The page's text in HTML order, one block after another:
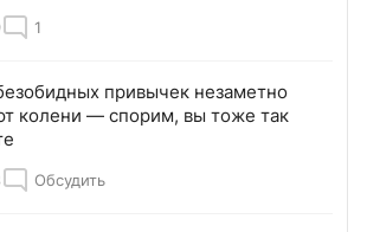
1
привычек незаметно
колени — спорим, вы тоже так
Обсудить